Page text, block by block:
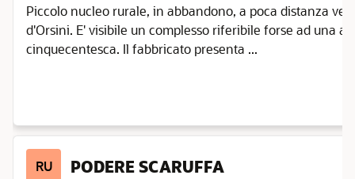
Piccolo nucleo rurale, in abbandono, a poca distanza
d'Orsini. E' visibile un complesso riferibile forse ad una
cinquecentesca. Il fabbricato presenta ...
RU PODERE SCARUFFA